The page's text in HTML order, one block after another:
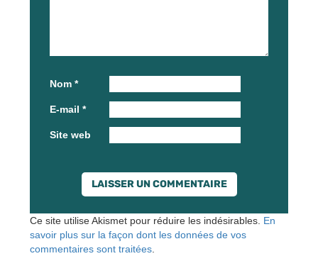
Nom *
E-mail *
Site web
Ce site utilise Akismet pour réduire les indésirables. En
savoir plus sur la façon dont les données de vos
commentaires sont traitées.